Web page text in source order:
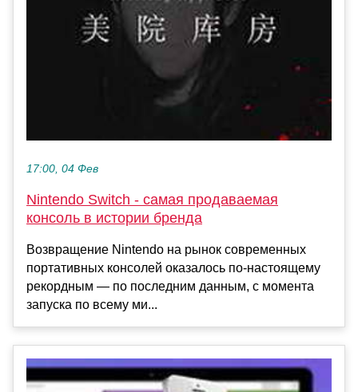
17:00, 04 Фев
Nintendo Switch - самая продаваемая
консоль в истории бренда
Возвращение Nintendo на рынок современных
портативных консолей оказалось по-настоящему
рекордным — по последним данным, с момента
запуска по всему ми...